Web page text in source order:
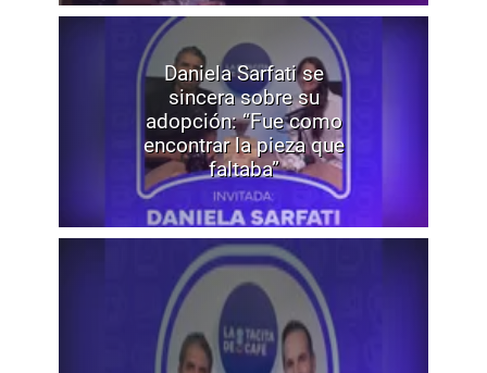
Daniela Sarfati se
sincera sobre su
adopción: “Fue como
encontrar la pieza que
faltaba”